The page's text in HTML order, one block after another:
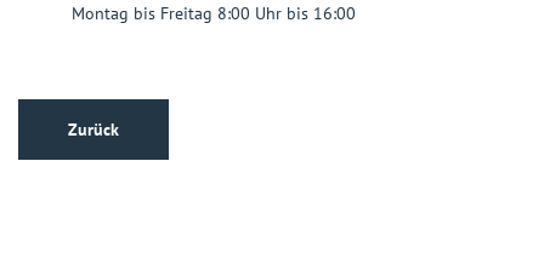
Montag bis Freitag 8:00 Uhr bis 16:00
Zurück